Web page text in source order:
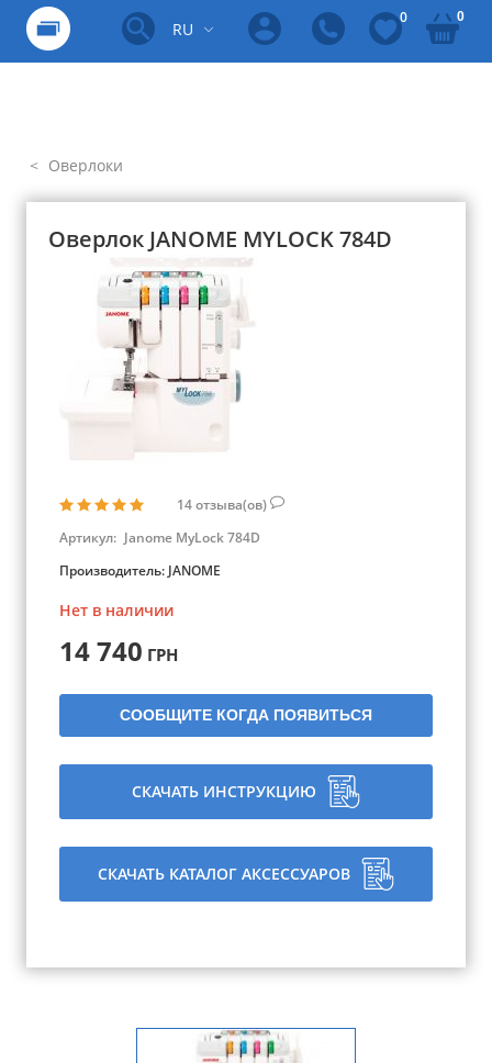
RU
0 0
Оверлоки
Оверлок JANOME MYLOCK 784D
14отзыва(ов)
Артикул: Janome MyLock 784D
Производитель: JANOME
Нет в наличии
14 740 ГРН
СООБЩИТЕ КОГДА ПОЯВИТЬСЯ
СКАЧАТЬ ИНСТРУКЦИЮ
СКАЧАТЬ КАТАЛОГ АКСЕССУАРОВ